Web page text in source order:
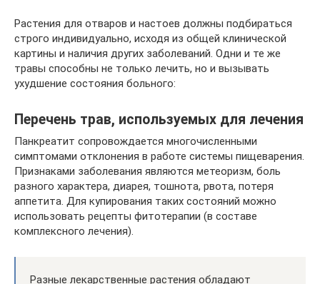
Растения для отваров и настоев должны подбираться
строго индивидуально, исходя из общей клинической
картины и наличия других заболеваний. Одни и те же
травы способны не только лечить, но и вызывать
ухудшение состояния больного:
Перечень трав, используемых для лечения
Панкреатит сопровождается многочисленными
симптомами отклонения в работе системы пищеварения.
Признаками заболевания являются метеоризм, боль
разного характера, диарея, тошнота, рвота, потеря
аппетита. Для купирования таких состояний можно
использовать рецепты фитотерапии (в составе
комплексного лечения).
Разные лекарственные растения обладают